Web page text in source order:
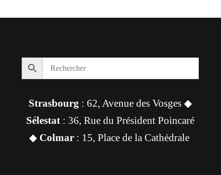
Strasbourg : 62, Avenue des Vosges ◆
Sélestat : 36, Rue du Président Poincaré
◆ Colmar: 15, Place de la Cathédrale